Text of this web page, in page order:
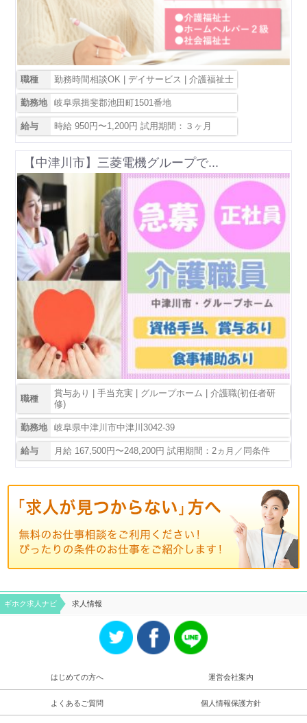
職種 勤務時間相談OK | デイサービス | 介護福祉士
勤務地 岐阜県揖斐郡池田町1501番地
給与 時給 950円〜1,200円 試用期間：３ヶ月
【中津川市】三菱電機グループで...
職種
賞与あり | 手当充実 | グループホーム | 介護職(初任者研
修)
勤務地 岐阜県中津川市中津川3042-39
給与 月給 167,500円〜248,200円 試用期間：2ヵ月／同条件
ギホク求⼈ナビ 求人情報
はじめての方へ 運営会社案内
よくあるご質問 個人情報保護方針